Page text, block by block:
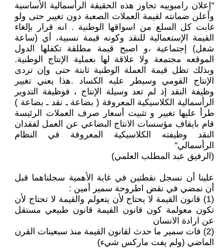
"إعلان رامبوييه تجاوز هذه الحقيقة الرأسمالية الأساسية
وأعلن ضمانته لقيمة العملات الصعبة دون تغيير حتى ولو
غابت كل السلع من اسواقها الوطنية . انه قرار بإلغاء
القيمة الإستعمالية للنقد وكونه قيمة نسبية، أي (ساعة
شغل) إجتماعية ،و اصبح قيمة مطلقة تكفلها الدول
الموقعه مجتمعة ولا علاقة لها بعملية الإنتاج الوطنية.
وبذلك تظل قيمة العملة الوطنية ثابتة حتى وإن تردى
الإنتاج القومي وسيطر عليه الكساد .هذا يعني تغيير
وظيفة النقد إذ لم تعد وسيلة الإنتاج ، فوظيفة التدوير
الرأسمالية الكلاسيكية المعروفة ( بضاعة ـ نقد ـ بضاعة )
طرأ عليها تغيير و تثبيت أسعار صرف العملات الرئيسة
قام بايقاف مؤسسات الانتاج البضاعي عن العمل لفقدان
النقد وظيفته الكلاسيكية المعروفة في النظام
الرأسمالي"
(الرفيق عبد المطلب العلمي)
علينا أن نسجل نقطتين في غاية الأهمية سجلناهما قبل
أن نمضي في نقض اطروحة سمير أمين :
(1) قانون القيمة لا يحتاج لأن يتعولم والقيمة لا تحتاج لأن
تكون معولمة كون قانون القيمة قانون طبيعي مستقل
عن ارادة الانسان
(2) فات سمير ما حدث لقانون القيمة منذ سبعينات القرن
الماضي (ولم يفت ماركس شيء)